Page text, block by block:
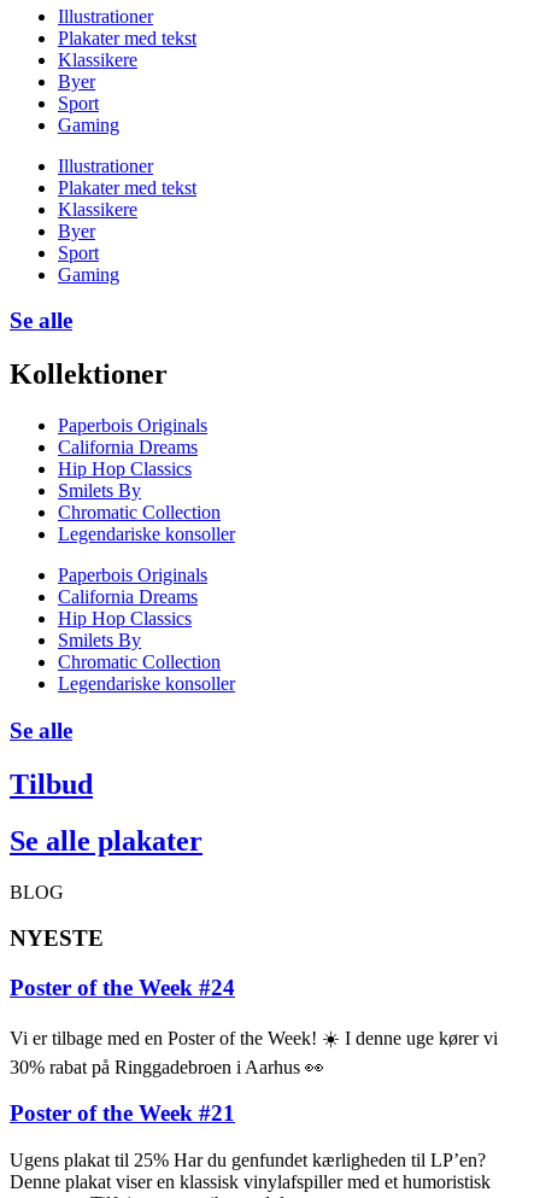
Illustrationer
Plakater med tekst
Klassikere
Byer
Sport
Gaming
Illustrationer
Plakater med tekst
Klassikere
Byer
Sport
Gaming
Se alle
Kollektioner
Paperbois Originals
California Dreams
Hip Hop Classics
Smilets By
Chromatic Collection
Legendariske konsoller
Paperbois Originals
California Dreams
Hip Hop Classics
Smilets By
Chromatic Collection
Legendariske konsoller
Se alle
Tilbud
Se alle plakater
BLOG
NYESTE
Poster of the Week #24
Vi er tilbage med en Poster of the Week! ☀️ I denne uge kører vi
30% rabat på Ringgadebroen i Aarhus 👀
Poster of the Week #21
Ugens plakat til 25% Har du genfundet kærligheden til LP’en?
Denne plakat viser en klassisk vinylafspiller med et humoristisk